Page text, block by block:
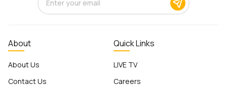
About
About Us
Contact Us
Quick Links
LIVE TV
Careers